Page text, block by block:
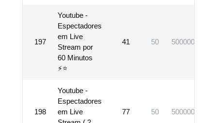
197
Youtube -
Espectadores
em Live
Stream por
60 Minutos
⚡⭐
41 50 500000
198
Youtube -
Espectadores
em Live
77 50 500000